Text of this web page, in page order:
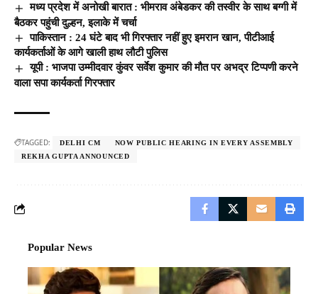
मध्य प्रदेश में अनोखी बारात : भीमराव अंबेडकर की तस्वीर के साथ बग्गी में
बैठकर पहुंची दुल्हन, इलाके में चर्चा
पाकिस्तान : 24 घंटे बाद भी गिरफ्तार नहीं हुए इमरान खान, पीटीआई
कार्यकर्ताओं के आगे खाली हाथ लौटी पुलिस
यूपी : भाजपा उम्मीदवार कुंवर सर्वेश कुमार की मौत पर अभद्र टिप्पणी करने
वाला सपा कार्यकर्ता गिरफ्तार
TAGGED: DELHI CM
NOW PUBLIC HEARING IN EVERY ASSEMBLY
REKHA GUPTA ANNOUNCED
Popular News